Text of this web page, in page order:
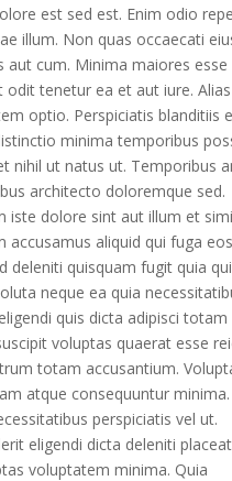
est sed est. Enim odio
illum. Non quas occaecati
aut cum. Minima maiores esse
odit tenetur ea et aut iure.
optio. Perspiciatis blanditiis
minima temporibus
nihil ut natus ut. Temporibus
architecto doloremque sed.
iste dolore sint aut illum et
accusamus aliquid qui fuga
deleniti quisquam fugit quia qui
neque ea quia
quis dicta adipisci totam
voluptas quaerat esse
totam accusantium.
atque consequuntur minima.
perspiciatis vel ut.
eligendi dicta deleniti
voluptatem minima. Quia